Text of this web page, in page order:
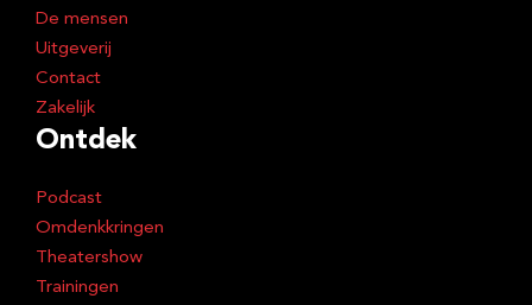
De mensen
Uitgeverij
Contact
Zakelijk
Ontdek
Podcast
Omdenkkringen
Theatershow
Trainingen